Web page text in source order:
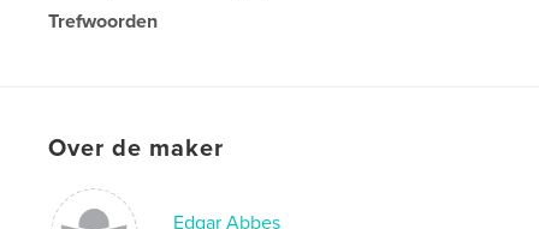
Trefwoorden
Over de maker
Edgar Abbes